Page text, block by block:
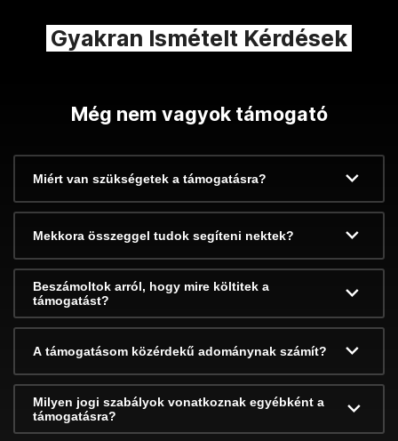
Gyakran Ismételt Kérdések
Még nem vagyok támogató
Miért van szükségetek a támogatásra?
Mekkora összeggel tudok segíteni nektek?
Beszámoltok arról, hogy mire költitek a
támogatást?
A támogatásom közérdekű adománynak számít?
Milyen jogi szabályok vonatkoznak egyébként a
támogatásra?